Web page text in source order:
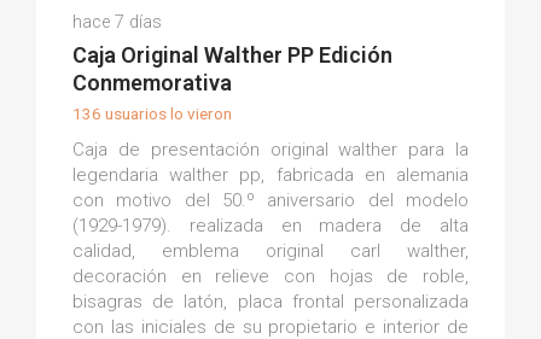
Jose O.
(0)
hace 7 días
Caja Original Walther PP Edición
Conmemorativa
136 usuarios lo vieron
Caja de presentación original walther para la
legendaria walther pp, fabricada en alemania
con motivo del 50.º aniversario del modelo
(1929-1979). realizada en madera de alta
calidad, emblema original carl walther,
decoración en relieve con hojas de roble,
bisagras de latón, placa frontal personalizada
con las iniciales de su propietario e interior de